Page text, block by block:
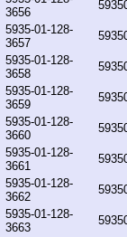
3656
5935-01-128-
3657
5935-01-128-
3658
5935-01-128-
3659
5935-01-128-
3660
5935-01-128-
3661
5935-01-128-
3662
5935-01-128-
3663